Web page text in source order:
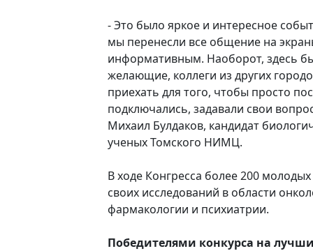
- Это было яркое и интересное
мы перенесли все общение на
информативным. Наоборот, здесь
желающие, коллеги из других
приехать для того, чтобы просто
подключались, задавали свои
Михаил Булдаков, кандидат
ученых Томского НИМЦ.
В ходе Конгресса более 200
своих исследований в области
фармакологии и психиатрии.
Победителями конкурса на